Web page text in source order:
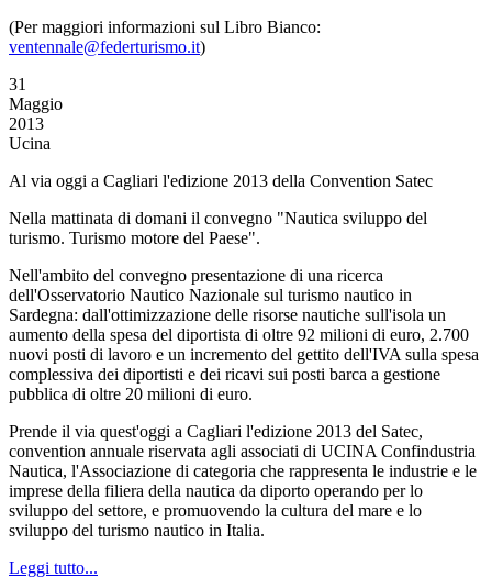
(Per maggiori informazioni sul Libro Bianco:
ventennale@federturismo.it)
31
Maggio
2013
Ucina
Al via oggi a Cagliari l'edizione 2013 della Convention Satec
Nella mattinata di domani il convegno "Nautica sviluppo del
turismo. Turismo motore del Paese".
Nell'ambito del convegno presentazione di una ricerca
dell'Osservatorio Nautico Nazionale sul turismo nautico in
Sardegna: dall'ottimizzazione delle risorse nautiche sull'isola un
aumento della spesa del diportista di oltre 92 milioni di euro, 2.700
nuovi posti di lavoro e un incremento del gettito dell'IVA sulla spesa
complessiva dei diportisti e dei ricavi sui posti barca a gestione
pubblica di oltre 20 milioni di euro.
Prende il via quest'oggi a Cagliari l'edizione 2013 del Satec,
convention annuale riservata agli associati di UCINA Confindustria
Nautica, l'Associazione di categoria che rappresenta le industrie e le
imprese della filiera della nautica da diporto operando per lo
sviluppo del settore, e promuovendo la cultura del mare e lo
sviluppo del turismo nautico in Italia.
Leggi tutto...